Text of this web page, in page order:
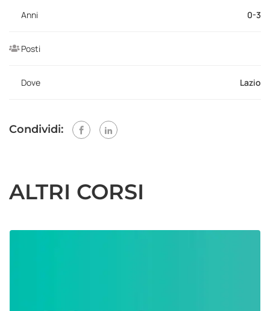
Anni 0-3
Posti
Dove Lazio
Condividi:
ALTRI CORSI